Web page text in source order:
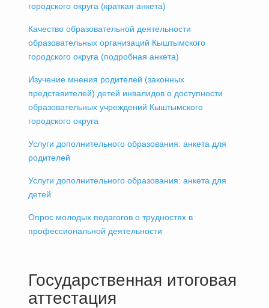
городского округа (краткая анкета)
Качество образовательной деятельности
образовательных организаций Кыштымского
городского округа (подробная анкета)
Изучение мнения родителей (законных
представителей) детей инвалидов о доступности
образовательных учреждений Кыштымского
городского округа
Услуги дополнительного образования: анкета для
родителей
Услуги дополнительного образования: анкета для
детей
Опрос молодых педагогов о трудностях в
профессиональной деятельности
Государственная итоговая
аттестация